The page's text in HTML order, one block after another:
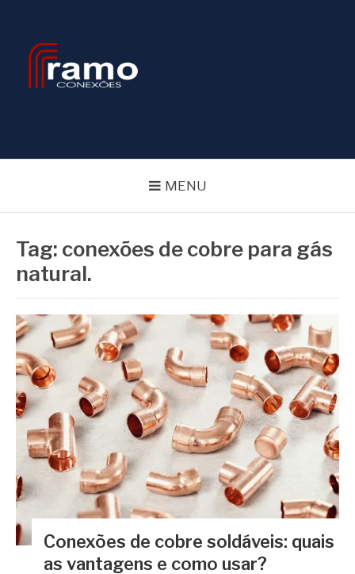
conteúdo
MENU
Tag: conexões de cobre para gás
natural.
Conexões de cobre soldáveis: quais
as vantagens e como usar?